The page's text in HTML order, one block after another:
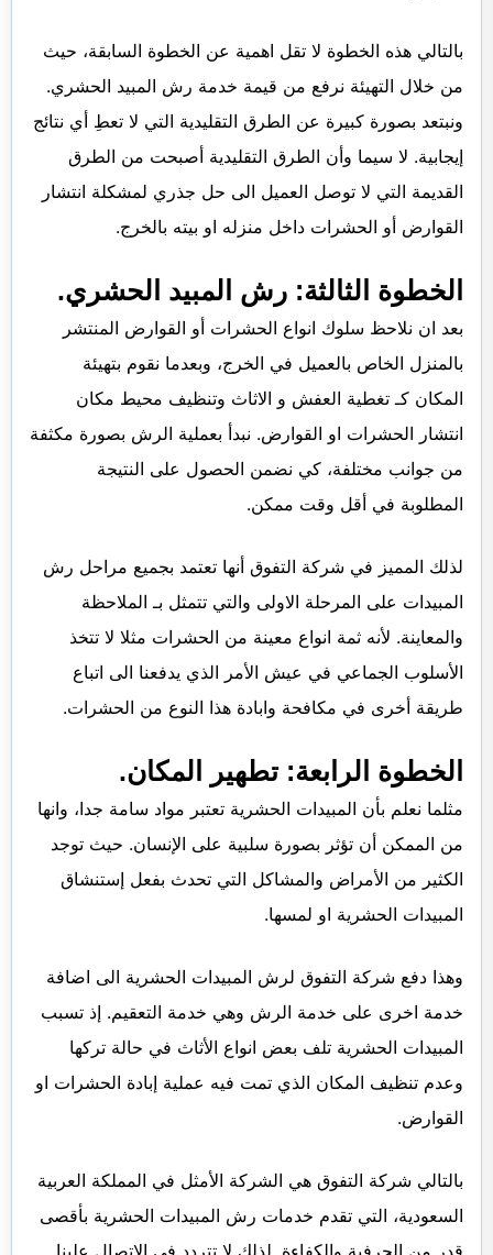
بالتالي هذه الخطوة لا تقل اهمية عن الخطوة السابقة، حيث
من خلال التهيئة نرفع من قيمة خدمة رش المبيد الحشري.
ونبتعد بصورة كبيرة عن الطرق التقليدية التي لا تعطِ أي نتائج
إيجابية. لا سيما وأن الطرق التقليدية أصبحت من الطرق
القديمة التي لا توصل العميل الى حل جذري لمشكلة انتشار
القوارض أو الحشرات داخل منزله او بيته بالخرج.
الخطوة الثالثة: رش المبيد الحشري.
بعد ان نلاحظ سلوك انواع الحشرات أو القوارض المنتشر
بالمنزل الخاص بالعميل في الخرج، وبعدما نقوم بتهيئة
المكان كـ تغطية العفش و الاثاث وتنظيف محيط مكان
انتشار الحشرات او القوارض. نبدأ بعملية الرش بصورة مكثفة
من جوانب مختلفة، كي نضمن الحصول على النتيجة
المطلوبة في أقل وقت ممكن.
لذلك المميز في شركة التفوق أنها تعتمد بجميع مراحل رش
المبيدات على المرحلة الاولى والتي تتمثل بـ الملاحظة
والمعاينة. لأنه ثمة انواع معينة من الحشرات مثلا لا تتخذ
الأسلوب الجماعي في عيش الأمر الذي يدفعنا الى اتباع
طريقة أخرى في مكافحة وابادة هذا النوع من الحشرات.
الخطوة الرابعة: تطهير المكان.
مثلما نعلم بأن المبيدات الحشرية تعتبر مواد سامة جدا، وانها
من الممكن أن تؤثر بصورة سلبية على الإنسان. حيث توجد
الكثير من الأمراض والمشاكل التي تحدث بفعل إستنشاق
المبيدات الحشرية او لمسها.
وهذا دفع شركة التفوق لرش المبيدات الحشرية الى اضافة
خدمة اخرى على خدمة الرش وهي خدمة التعقيم. إذ تسبب
المبيدات الحشرية تلف بعض انواع الأثاث في حالة تركها
وعدم تنظيف المكان الذي تمت فيه عملية إبادة الحشرات او
القوارض.
بالتالي شركة التفوق هي الشركة الأمثل في المملكة العربية
السعودية، التي تقدم خدمات رش المبيدات الحشرية بأقصى
قدر من الحرفية والكفاءة. لذلك لا تتردد في الاتصال علينا